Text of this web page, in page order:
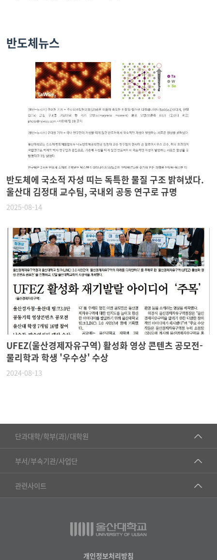
반도체뉴스
반도체에 국소적 자성 띠는 독특한 물질 구조 밝혀냈다.
울산대 김정대 교수팀, 국내외 공동 연구로 규명
2025-08-14
UFEZ(울산경제자유구역) 활성화 영상 콘텐츠 공모전-
물리학과 학생 '우수상' 수상
2024-08-13
단과대학/학부(과)/대학원
■인문대학
▷국어국문학부
▷일본어·일본학과
▷프랑스어·프랑스학과
부서/부속기관/사업단
공동기기센터
공학교육혁신센터
관련사이트
건강가정지원센터
교수협의회
개인정보처리방침